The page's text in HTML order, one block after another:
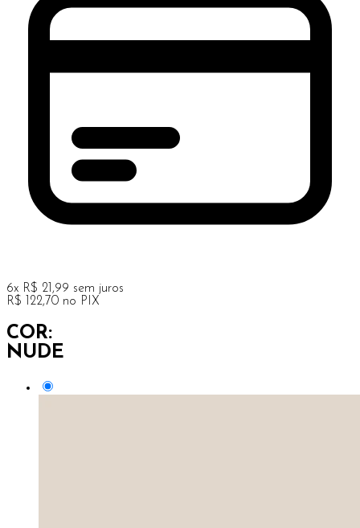
6x R$ 21,99 sem juros
R$ 122,70 no PIX
COR:
NUDE